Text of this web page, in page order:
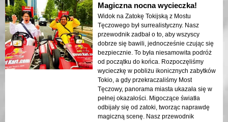
która pozostawiła trwałe wrażenie. Ta
wycieczka jest idealna dla osób
odwiedzających po raz pierwszy, które
pragną połączyć przygodę z zwiedzaniem.
Kontrast między nowoczesnymi strukturami
Tokio a historycznymi obszarami był
pięknie ukazany w nocnych światłach.
Gorąco polecam tę wycieczkę każdemu!
Magiczna nocna wycieczka!
Widok na Zatokę Tokijską z Mostu
Tęczowego był surrealistyczny. Nasz
przewodnik zadbał o to, aby wszyscy
dobrze się bawili, jednocześnie czując się
bezpiecznie. To była niesamowita podróż
od początku do końca. Rozpoczęliśmy
wycieczkę w pobliżu ikonicznych zabytków
Tokio, a gdy przekraczaliśmy Most
Tęczowy, panorama miasta ukazała się w
pełnej okazałości. Migoczące światła
odbijały się od zatoki, tworząc naprawdę
magiczną scenę. Nasz przewodnik